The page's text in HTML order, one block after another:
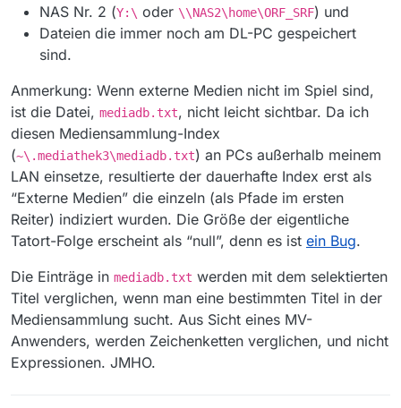
NAS Nr. 2 (Y:\ oder \\NAS2\home\ORF_SRF) und
Dateien die immer noch am DL-PC gespeichert
sind.
Anmerkung: Wenn externe Medien nicht im Spiel sind,
ist die Datei, mediadb.txt, nicht leicht sichtbar. Da ich
diesen Mediensammlung-Index
(~\.mediathek3\mediadb.txt) an PCs außerhalb meinem
LAN einsetze, resultierte der dauerhafte Index erst als
“Externe Medien” die einzeln (als Pfade im ersten
Reiter) indiziert wurden. Die Größe der eigentliche
Tatort-Folge erscheint als “null”, denn es ist ein Bug.
Die Einträge in mediadb.txt werden mit dem selektierten
Titel verglichen, wenn man eine bestimmten Titel in der
Mediensammlung sucht. Aus Sicht eines MV-
Anwenders, werden Zeichenketten verglichen, und nicht
Expressionen. JMHO.